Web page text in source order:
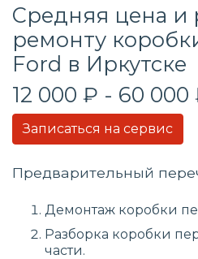
Средняя цена и
ремонту
Ford в Иркутске
12 000 ₽ - 60 000
Записаться на сервис
Предварительный
Демонтаж коробки
Разборка коробки
части.